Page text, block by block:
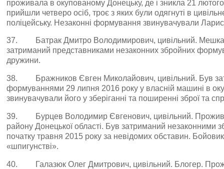
проживала в окупованому Донецьку, де і зникла 21
прийшли четверо осіб, троє з яких були одягнуті в
поліцейську. Незаконні формування звинувачували
37. Батрак Дмитро Володимирович, цивільний.
затриманий представниками незаконних збройних
дружини.
38. Бражников Євген Миколайович, цивільний. Був
формуваннями 29 липня 2016 року у власній машині в
звинувачували його у зберіганні та поширенні зброї та
39. Бурцев Володимир Євгенович, цивільний.
району Донецької області. Був затриманий
початку травня 2015 року за невідомих обставин.
«шпигунстві».
40. Галазюк Олег Дмитрович, цивільний. Блогер.